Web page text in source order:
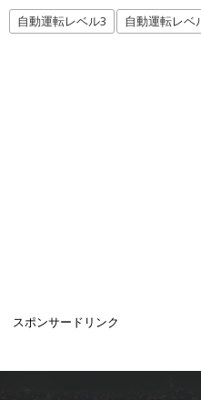
自動運転レベル3 自動運転レベ
スポンサードリンク